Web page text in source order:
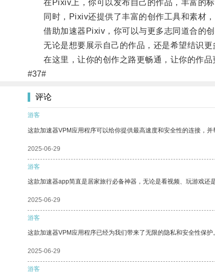
在Pixiv上，你可以发布自己的作品，丰富的标
同时，Pixiv还提供了丰富的创作工具和素材，
借助加速器Pixiv，你可以与更多志同道合的创
无论是想要展示自己的作品，还是希望结识更
在这里，让你的创作之路更畅通，让你的作品
#37#
评论
游客
这款加速器VPM应用程序可以给你提供最高速度和安全性的连接，并
2025-06-29
游客
这款加速器app简直是居家旅行必备神器，无论是看视频、玩游戏还
2025-06-29
游客
这款加速器VPM应用程序已经为我们带来了无限的隐私和安全性保护。
2025-06-29
游客